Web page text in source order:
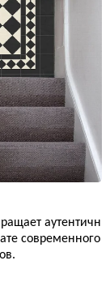
аутентичн
современного